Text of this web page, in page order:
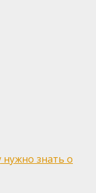
нужно знать о